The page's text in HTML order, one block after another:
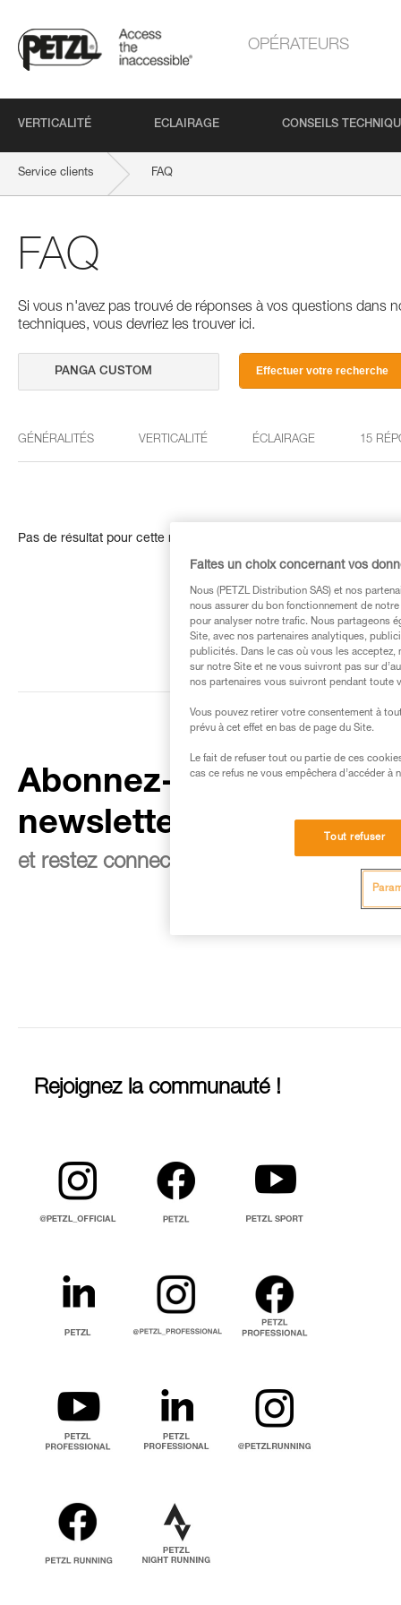
OPÉRATEURS
VERTICALITÉ ECLAIRAGE CONSEILS
Service clients FAQ
FAQ
Si vous n'avez pas trouvé de réponses à vos questions dans
techniques, vous devriez les trouver ici.
Effectuer votre recherche
GÉNÉRALITÉS VERTICALITÉ ÉCLAIRAGE 15
Pas de résultat pour cette recherche
Abonnez-vous à la
newsletter
et restez connecté à notre actualité
Rejoignez la communauté !
Faites un choix concernant vos
Nous (PETZL Distribution SAS) et nos
nous assurer du bon fonctionnement de
pour analyser notre trafic. Nous partageons
Site, avec nos partenaires analytiques,
publicités. Dans le cas où vous les
sur notre Site et ne vous suivront pas sur
nos partenaires vous suivront pendant toute
Vous pouvez retirer votre consentement à
prévu à cet effet en bas de page du Site.
Le fait de refuser tout ou partie de ces
cas ce refus ne vous empêchera d’accéder à
Tout refuser